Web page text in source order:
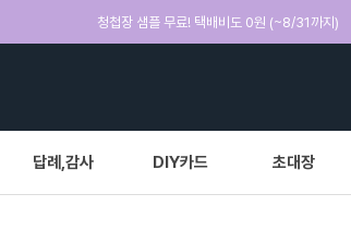
청첩장 샘플 무료! 택배비도 0원 (~8/31까지)
답례,감사 DIY카드 초대장